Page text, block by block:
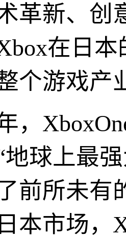
革新、创
在日
个游戏产
，
地球上最
前所未有
本市场，